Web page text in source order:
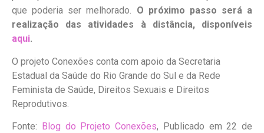
que poderia ser melhorado. O próximo passo será a
realização das atividades à distância, disponíveis
aqui.
O projeto Conexões conta com apoio da Secretaria
Estadual da Saúde do Rio Grande do Sul e da Rede
Feminista de Saúde, Direitos Sexuais e Direitos
Reprodutivos.
Fonte: Blog do Projeto Conexões, Publicado em 22 de